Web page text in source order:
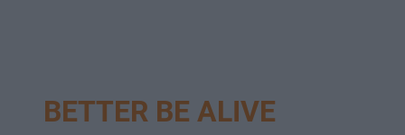
BETTER BE ALIVE